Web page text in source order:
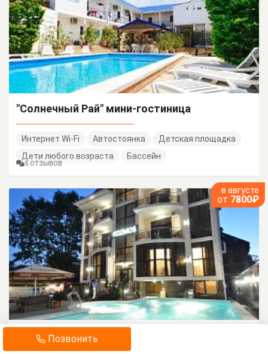
Позвонить
"Солнечный Рай" мини-гостиница
Интернет Wi-Fi Автостоянка
Детская площадка
Дети любого возраста
Бассейн
5 ОТЗЫВОВ
в августе
от 7800₽
"KoZmos" отель